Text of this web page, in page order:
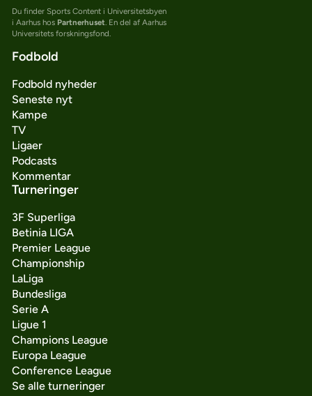
Du finder Sports Content i Universitetsbyen
i Aarhus hos Partnerhuset. En del af Aarhus
Universitets forskningsfond.
Fodbold
Fodbold nyheder
Seneste nyt
Kampe
TV
Ligaer
Podcasts
Kommentar
Turneringer
3F Superliga
Betinia LIGA
Premier League
Championship
LaLiga
Bundesliga
Serie A
Ligue 1
Champions League
Europa League
Conference League
Se alle turneringer